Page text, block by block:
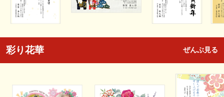
彩り花華 ぜんぶ見る